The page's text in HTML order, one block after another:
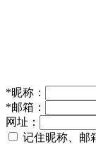
*昵称：
*邮箱：
网址：
记住昵称、邮